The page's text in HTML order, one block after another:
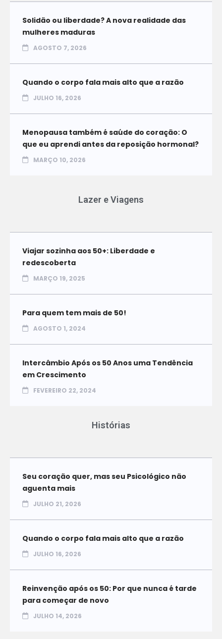
Solidão ou liberdade? A nova realidade das
mulheres maduras
AGOSTO 7, 2026
Quando o corpo fala mais alto que a razão
JULHO 16, 2026
Menopausa também é saúde do coração: O
que eu aprendi antes da reposição hormonal?
MARÇO 10, 2026
Lazer e Viagens
Viajar sozinha aos 50+: Liberdade e
redescoberta
MARÇO 19, 2025
Para quem tem mais de 50!
AGOSTO 1, 2024
Intercâmbio Após os 50 Anos uma Tendência
em Crescimento
FEVEREIRO 22, 2024
Histórias
Seu coração quer, mas seu Psicológico não
aguenta mais
JULHO 21, 2026
Quando o corpo fala mais alto que a razão
JULHO 16, 2026
Reinvenção após os 50: Por que nunca é tarde
para começar de novo
JULHO 14, 2026